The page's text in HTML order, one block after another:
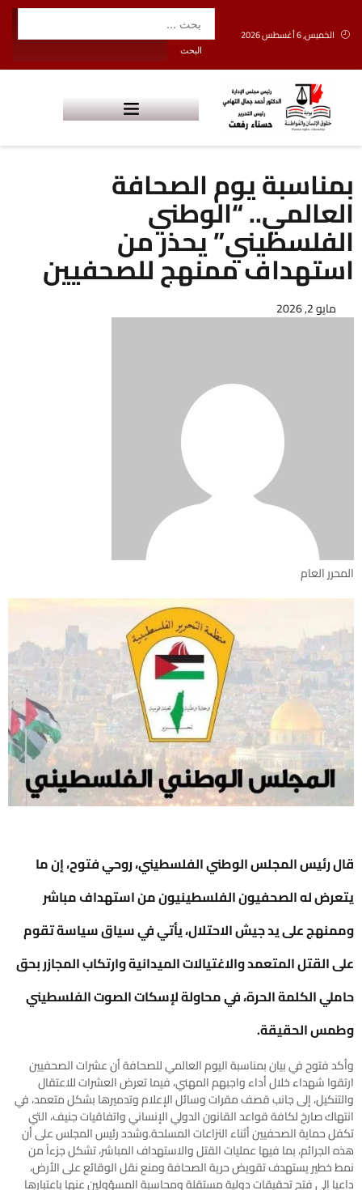
الخميس, 6 أغسطس 2026
بمناسبة يوم الصحافة
العالمي.. “الوطني
الفلسطيني” يحذر من
استهداف ممنهج للصحفيين
مايو 2, 2026
المحرر العام
قال رئيس المجلس الوطني الفلسطيني، روحي فتوح، إن ما
يتعرض له الصحفيون الفلسطينيون من استهداف مباشر
وممنهج على يد جيش الاحتلال، يأتي في سياق سياسة تقوم
على القتل المتعمد والاغتيالات الميدانية وارتكاب المجازر بحق
حاملي الكلمة الحرة، في محاولة لإسكات الصوت الفلسطيني
وطمس الحقيقة.
وأكد فتوح في بيان بمناسبة اليوم العالمي للصحافة أن عشرات الصحفيين
ارتقوا شهداء خلال أداء واجبهم المهني، فيما تعرض العشرات للاعتقال
والتنكيل، إلى جانب قصف مقرات وسائل الإعلام وتدميرها بشكل متعمد، في
انتهاك صارخ لكافة قواعد القانون الدولي الإنساني واتفاقيات جنيف، التي
تكفل حماية الصحفيين أثناء النزاعات المسلحة.وشدد رئيس المجلس على أن
هذه الجرائم، بما فيها عمليات القتل والاستهداف المباشر، تشكل جزءاً من
نمط خطير يستهدف تقويض حرية الصحافة ومنع نقل الوقائع على الأرض،
داعيا إلى فتح تحقيقات دولية مستقلة ومحاسبة المسؤولين عنها باعتبارها